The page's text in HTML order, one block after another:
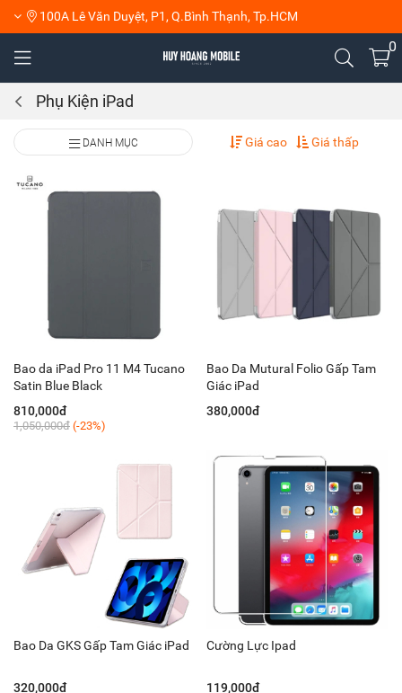
100A Lê Văn Duyệt, P1, Q.Bình Thạnh, Tp.HCM
0
Phụ Kiện iPad
DANH MỤC Giá cao Giá thấp
Bao da iPad Pro 11 M4 Tucano
Satin Blue Black
810,000đ
1,050,000đ (-23%)
Bao Da Mutural Folio Gấp Tam
Giác iPad
380,000đ
Bao Da GKS Gấp Tam Giác iPad
320,000đ
Cường Lực Ipad
119,000đ